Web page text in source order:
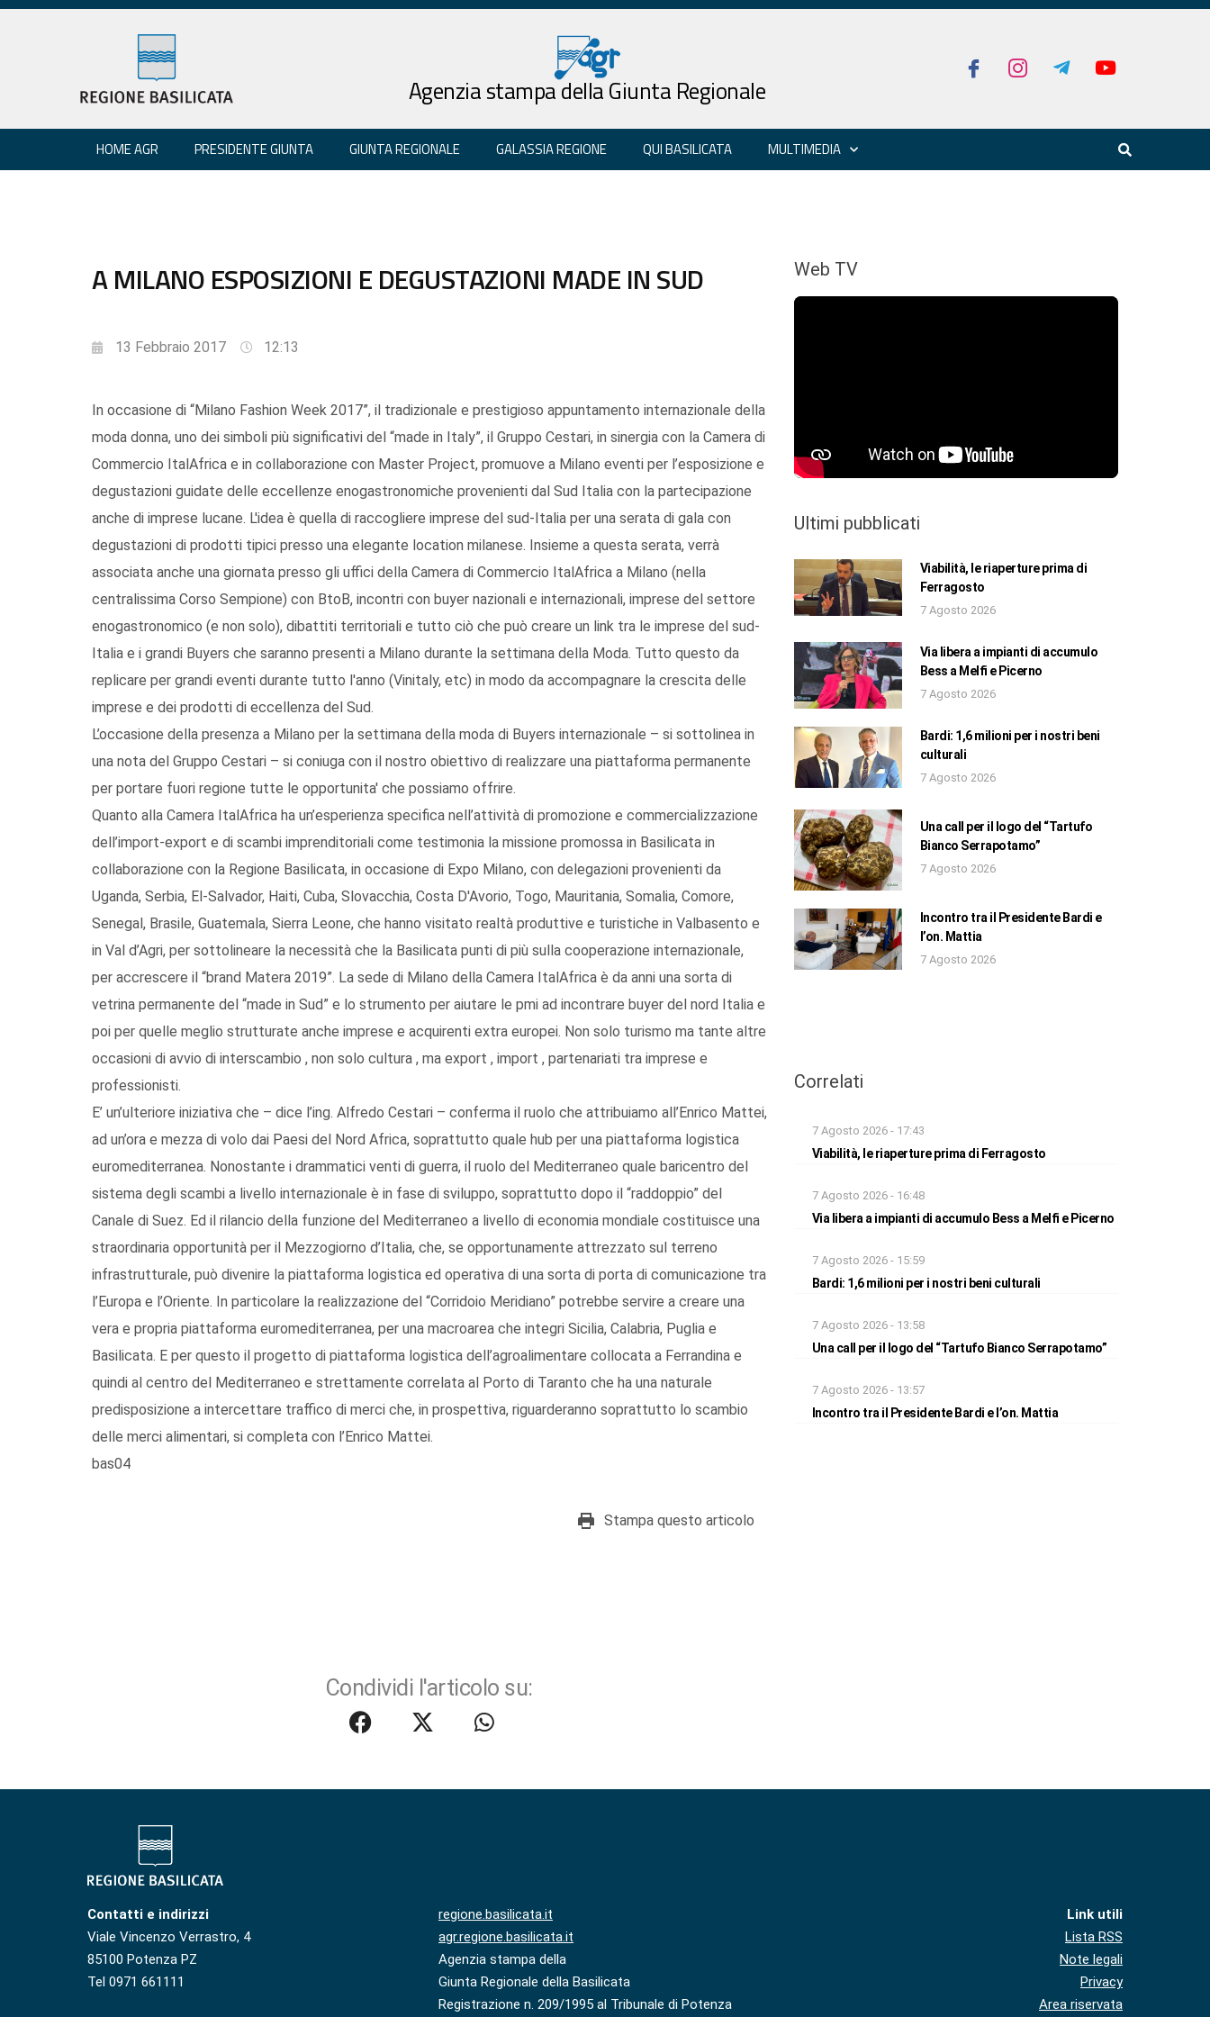
Agenzia stampa della Giunta Regionale
HOME AGR PRESIDENTE GIUNTA GIUNTA REGIONALE GALASSIA REGIONE QUI BASILICATA MULTIMEDIA
A MILANO ESPOSIZIONI E DEGUSTAZIONI MADE IN SUD
13 Febbraio 2017 12:13
In occasione di “Milano Fashion Week 2017”, il tradizionale e prestigioso appuntamento internazionale della
moda donna, uno dei simboli più significativi del “made in Italy”, il Gruppo Cestari, in sinergia con la Camera di
Commercio ItalAfrica e in collaborazione con Master Project, promuove a Milano eventi per l’esposizione e
degustazioni guidate delle eccellenze enogastronomiche provenienti dal Sud Italia con la partecipazione
anche di imprese lucane. L'idea è quella di raccogliere imprese del sud-Italia per una serata di gala con
degustazioni di prodotti tipici presso una elegante location milanese. Insieme a questa serata, verrà
associata anche una giornata presso gli uffici della Camera di Commercio ItalAfrica a Milano (nella
centralissima Corso Sempione) con BtoB, incontri con buyer nazionali e internazionali, imprese del settore
enogastronomico (e non solo), dibattiti territoriali e tutto ciò che può creare un link tra le imprese del sud-
Italia e i grandi Buyers che saranno presenti a Milano durante la settimana della Moda. Tutto questo da
replicare per grandi eventi durante tutto l'anno (Vinitaly, etc) in modo da accompagnare la crescita delle
imprese e dei prodotti di eccellenza del Sud.
L’occasione della presenza a Milano per la settimana della moda di Buyers internazionale – si sottolinea in
una nota del Gruppo Cestari – si coniuga con il nostro obiettivo di realizzare una piattaforma permanente
per portare fuori regione tutte le opportunita' che possiamo offrire.
Quanto alla Camera ItalAfrica ha un’esperienza specifica nell’attività di promozione e commercializzazione
dell’import-export e di scambi imprenditoriali come testimonia la missione promossa in Basilicata in
collaborazione con la Regione Basilicata, in occasione di Expo Milano, con delegazioni provenienti da
Uganda, Serbia, El-Salvador, Haiti, Cuba, Slovacchia, Costa D'Avorio, Togo, Mauritania, Somalia, Comore,
Senegal, Brasile, Guatemala, Sierra Leone, che hanno visitato realtà produttive e turistiche in Valbasento e
in Val d’Agri, per sottolineare la necessità che la Basilicata punti di più sulla cooperazione internazionale,
per accrescere il “brand Matera 2019”. La sede di Milano della Camera ItalAfrica è da anni una sorta di
vetrina permanente del “made in Sud” e lo strumento per aiutare le pmi ad incontrare buyer del nord Italia e
poi per quelle meglio strutturate anche imprese e acquirenti extra europei. Non solo turismo ma tante altre
occasioni di avvio di interscambio , non solo cultura , ma export , import , partenariati tra imprese e
professionisti.
E’ un’ulteriore iniziativa che – dice l’ing. Alfredo Cestari – conferma il ruolo che attribuiamo all’Enrico Mattei,
ad un’ora e mezza di volo dai Paesi del Nord Africa, soprattutto quale hub per una piattaforma logistica
euromediterranea. Nonostante i drammatici venti di guerra, il ruolo del Mediterraneo quale baricentro del
sistema degli scambi a livello internazionale è in fase di sviluppo, soprattutto dopo il “raddoppio” del
Canale di Suez. Ed il rilancio della funzione del Mediterraneo a livello di economia mondiale costituisce una
straordinaria opportunità per il Mezzogiorno d’Italia, che, se opportunamente attrezzato sul terreno
infrastrutturale, può divenire la piattaforma logistica ed operativa di una sorta di porta di comunicazione tra
l’Europa e l’Oriente. In particolare la realizzazione del “Corridoio Meridiano” potrebbe servire a creare una
vera e propria piattaforma euromediterranea, per una macroarea che integri Sicilia, Calabria, Puglia e
Basilicata. E per questo il progetto di piattaforma logistica dell’agroalimentare collocata a Ferrandina e
quindi al centro del Mediterraneo e strettamente correlata al Porto di Taranto che ha una naturale
predisposizione a intercettare traffico di merci che, in prospettiva, riguarderanno soprattutto lo scambio
delle merci alimentari, si completa con l’Enrico Mattei.
bas04
Stampa questo articolo
Condividi l'articolo su:
Web TV
Ultimi pubblicati
Viabilità, le riaperture prima di
Ferragosto
7 Agosto 2026
Via libera a impianti di accumulo
Bess a Melfi e Picerno
7 Agosto 2026
Bardi: 1,6 milioni per i nostri beni
culturali
7 Agosto 2026
Una call per il logo del “Tartufo
Bianco Serrapotamo”
7 Agosto 2026
Incontro tra il Presidente Bardi e
l’on. Mattia
7 Agosto 2026
Correlati
7 Agosto 2026 - 17:43
Viabilità, le riaperture prima di Ferragosto
7 Agosto 2026 - 16:48
Via libera a impianti di accumulo Bess a Melfi e Picerno
7 Agosto 2026 - 15:59
Bardi: 1,6 milioni per i nostri beni culturali
7 Agosto 2026 - 13:58
Una call per il logo del “Tartufo Bianco Serrapotamo”
7 Agosto 2026 - 13:57
Incontro tra il Presidente Bardi e l’on. Mattia
Contatti e indirizzi
Viale Vincenzo Verrastro, 4
85100 Potenza PZ
Tel 0971 661111
regione.basilicata.it
agr.regione.basilicata.it
Agenzia stampa della
Giunta Regionale della Basilicata
Registrazione n. 209/1995 al Tribunale di Potenza
Link utili
Lista RSS
Note legali
Privacy
Area riservata